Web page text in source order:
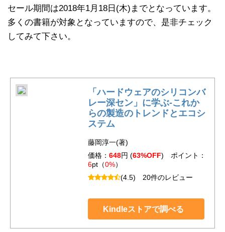
セール期間は2018年1月18日(木)までとなっています。
多くの書籍が対象となっていますので、是非チェック
してみて下さい。
「ハードウェアのシリコンバ
レー深セン」に学ぶ-これか
らの製造のトレンドとエコシ
ステム
藤岡淳一(著)
価格： 648円 (63%OFF) ポイント：
6pt（0%）
(4.5) 20件のレビュー
Kindleストアで調べる